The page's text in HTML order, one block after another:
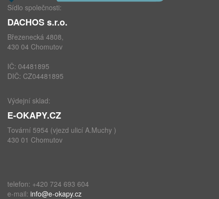
Sídlo společnosti:
DACHOS s.r.o.
Březenecká 4808,
430 04 Chomutov
IČ: 04481895
DIČ: CZ04481895
Výdejní sklad:
E-OKAPY.CZ
Tovární 5954 (vjezd ulicí A.Muchy )
430 01 Chomutov
telefon: +420 724 693 604
e-mail: info@e-okapy.cz